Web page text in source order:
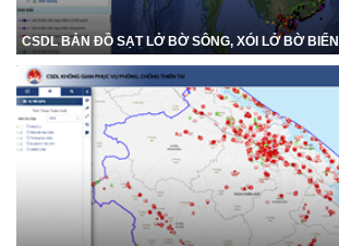
CSDL BẢN ĐỒ SẠT LỞ BỜ SÔNG, XÓI LỞ BỜ BIỂN